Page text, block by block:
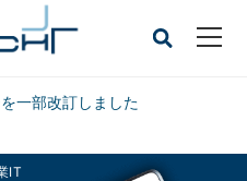
一部改訂しました
IT